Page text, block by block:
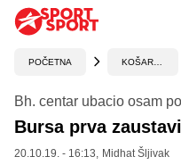
POČETNA
Bh. centar ubacio osam
Bursa prva
20.10.19. - 16:13, Midhat Šljivak